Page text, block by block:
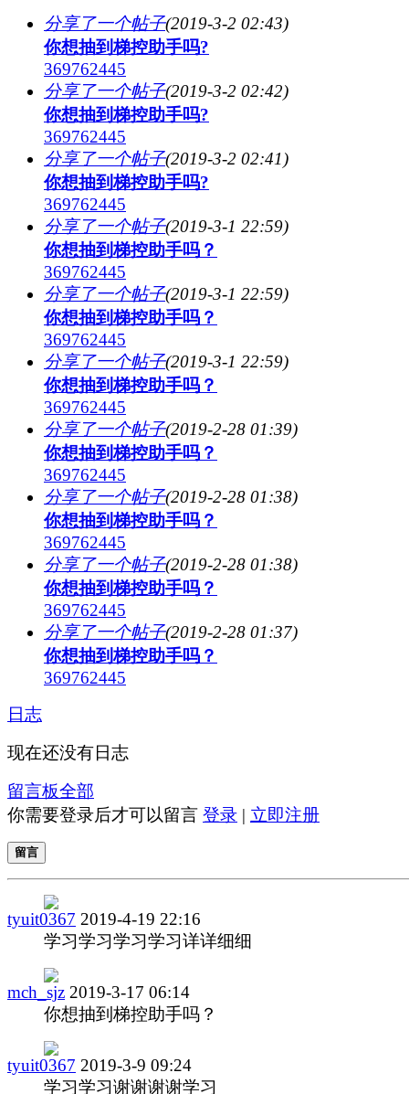
分享了一个帖子(2019-3-2 02:43)
你想抽到梯控助手吗?
369762445
分享了一个帖子(2019-3-2 02:42)
你想抽到梯控助手吗?
369762445
分享了一个帖子(2019-3-2 02:41)
你想抽到梯控助手吗?
369762445
分享了一个帖子(2019-3-1 22:59)
你想抽到梯控助手吗？
369762445
分享了一个帖子(2019-3-1 22:59)
你想抽到梯控助手吗？
369762445
分享了一个帖子(2019-3-1 22:59)
你想抽到梯控助手吗？
369762445
分享了一个帖子(2019-2-28 01:39)
你想抽到梯控助手吗？
369762445
分享了一个帖子(2019-2-28 01:38)
你想抽到梯控助手吗？
369762445
分享了一个帖子(2019-2-28 01:38)
你想抽到梯控助手吗？
369762445
分享了一个帖子(2019-2-28 01:37)
你想抽到梯控助手吗？
369762445
日志
现在还没有日志
留言板全部
你需要登录后才可以留言 登录 | 立即注册
留言
tyuit0367 2019-4-19 22:16
学习学习学习学习详详细细
mch_sjz 2019-3-17 06:14
你想抽到梯控助手吗？
tyuit0367 2019-3-9 09:24
学习学习谢谢谢谢学习